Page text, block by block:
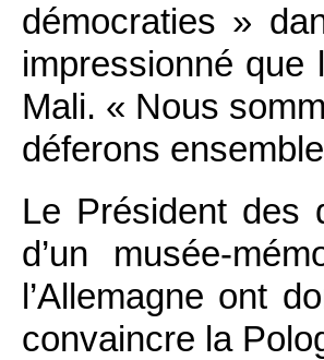
démocraties »
impressionné
Mali. « Nous
déferons
Le Président des
d’un musée-
l’Allemagne ont
convaincre la